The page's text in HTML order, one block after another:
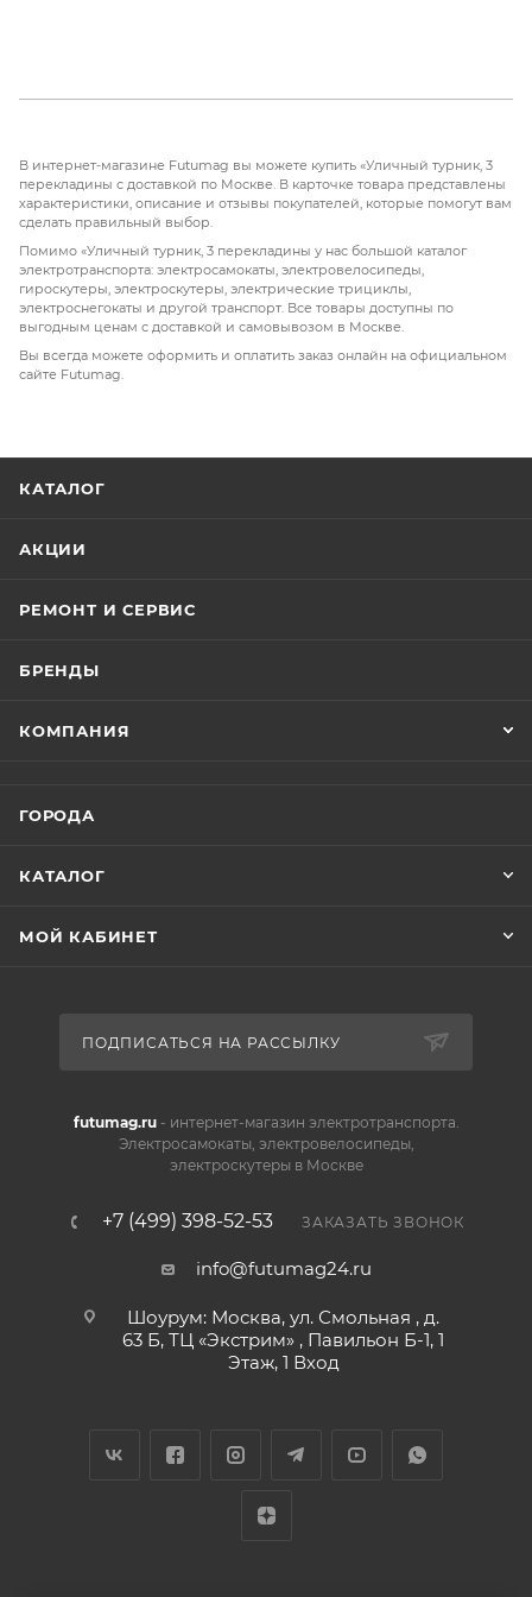
В интернет-магазине Futumag вы можете купить «Уличный турник, 3
перекладины с доставкой по Москве. В карточке товара представлены
характеристики, описание и отзывы покупателей, которые помогут вам
сделать правильный выбор.
Помимо «Уличный турник, 3 перекладины у нас большой каталог
электротранспорта: электросамокаты, электровелосипеды,
гироскутеры, электроскутеры, электрические трициклы,
электроснегокаты и другой транспорт. Все товары доступны по
выгодным ценам с доставкой и самовывозом в Москве.
Вы всегда можете оформить и оплатить заказ онлайн на официальном
сайте Futumag.
КАТАЛОГ
АКЦИИ
РЕМОНТ И СЕРВИС
БРЕНДЫ
КОМПАНИЯ
ГОРОДА
КАТАЛОГ
МОЙ КАБИНЕТ
ПОДПИСАТЬСЯ НА РАССЫЛКУ
futumag.ru- интернет-магазин электротранспорта.
Электросамокаты, электровелосипеды,
электроскутеры в Москве
+7 (499) 398-52-53 ЗАКАЗАТЬ ЗВОНОК
info@futumag24.ru
Шоурум: Москва, ул. Смольная , д.
63 Б, ТЦ «Экстрим» , Павильон Б-1, 1
Этаж, 1 Вход